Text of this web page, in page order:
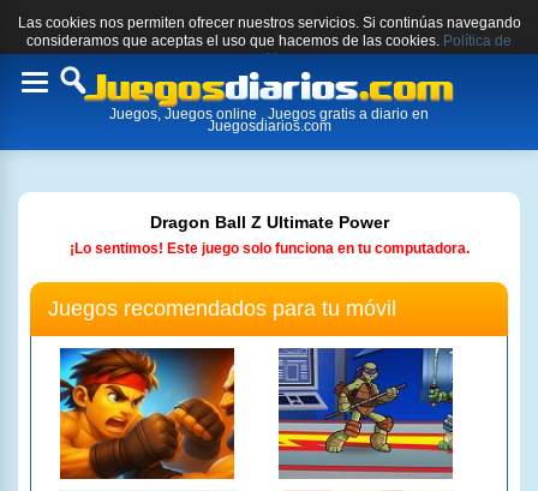
Las cookies nos permiten ofrecer nuestros servicios. Si continúas navegando
consideramos que aceptas el uso que hacemos de las cookies. Política de
cookies.
Toggle
Juegos, Juegos online , Juegos gratis a diario en
Juegosdiarios.com
Dragon Ball Z Ultimate Power
¡Lo sentimos! Este juego solo funciona en tu computadora.
Juegos recomendados para tu móvil